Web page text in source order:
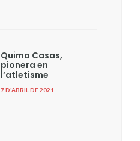
Quima Casas,
pionera en
l’atletisme
7 D'ABRIL DE 2021